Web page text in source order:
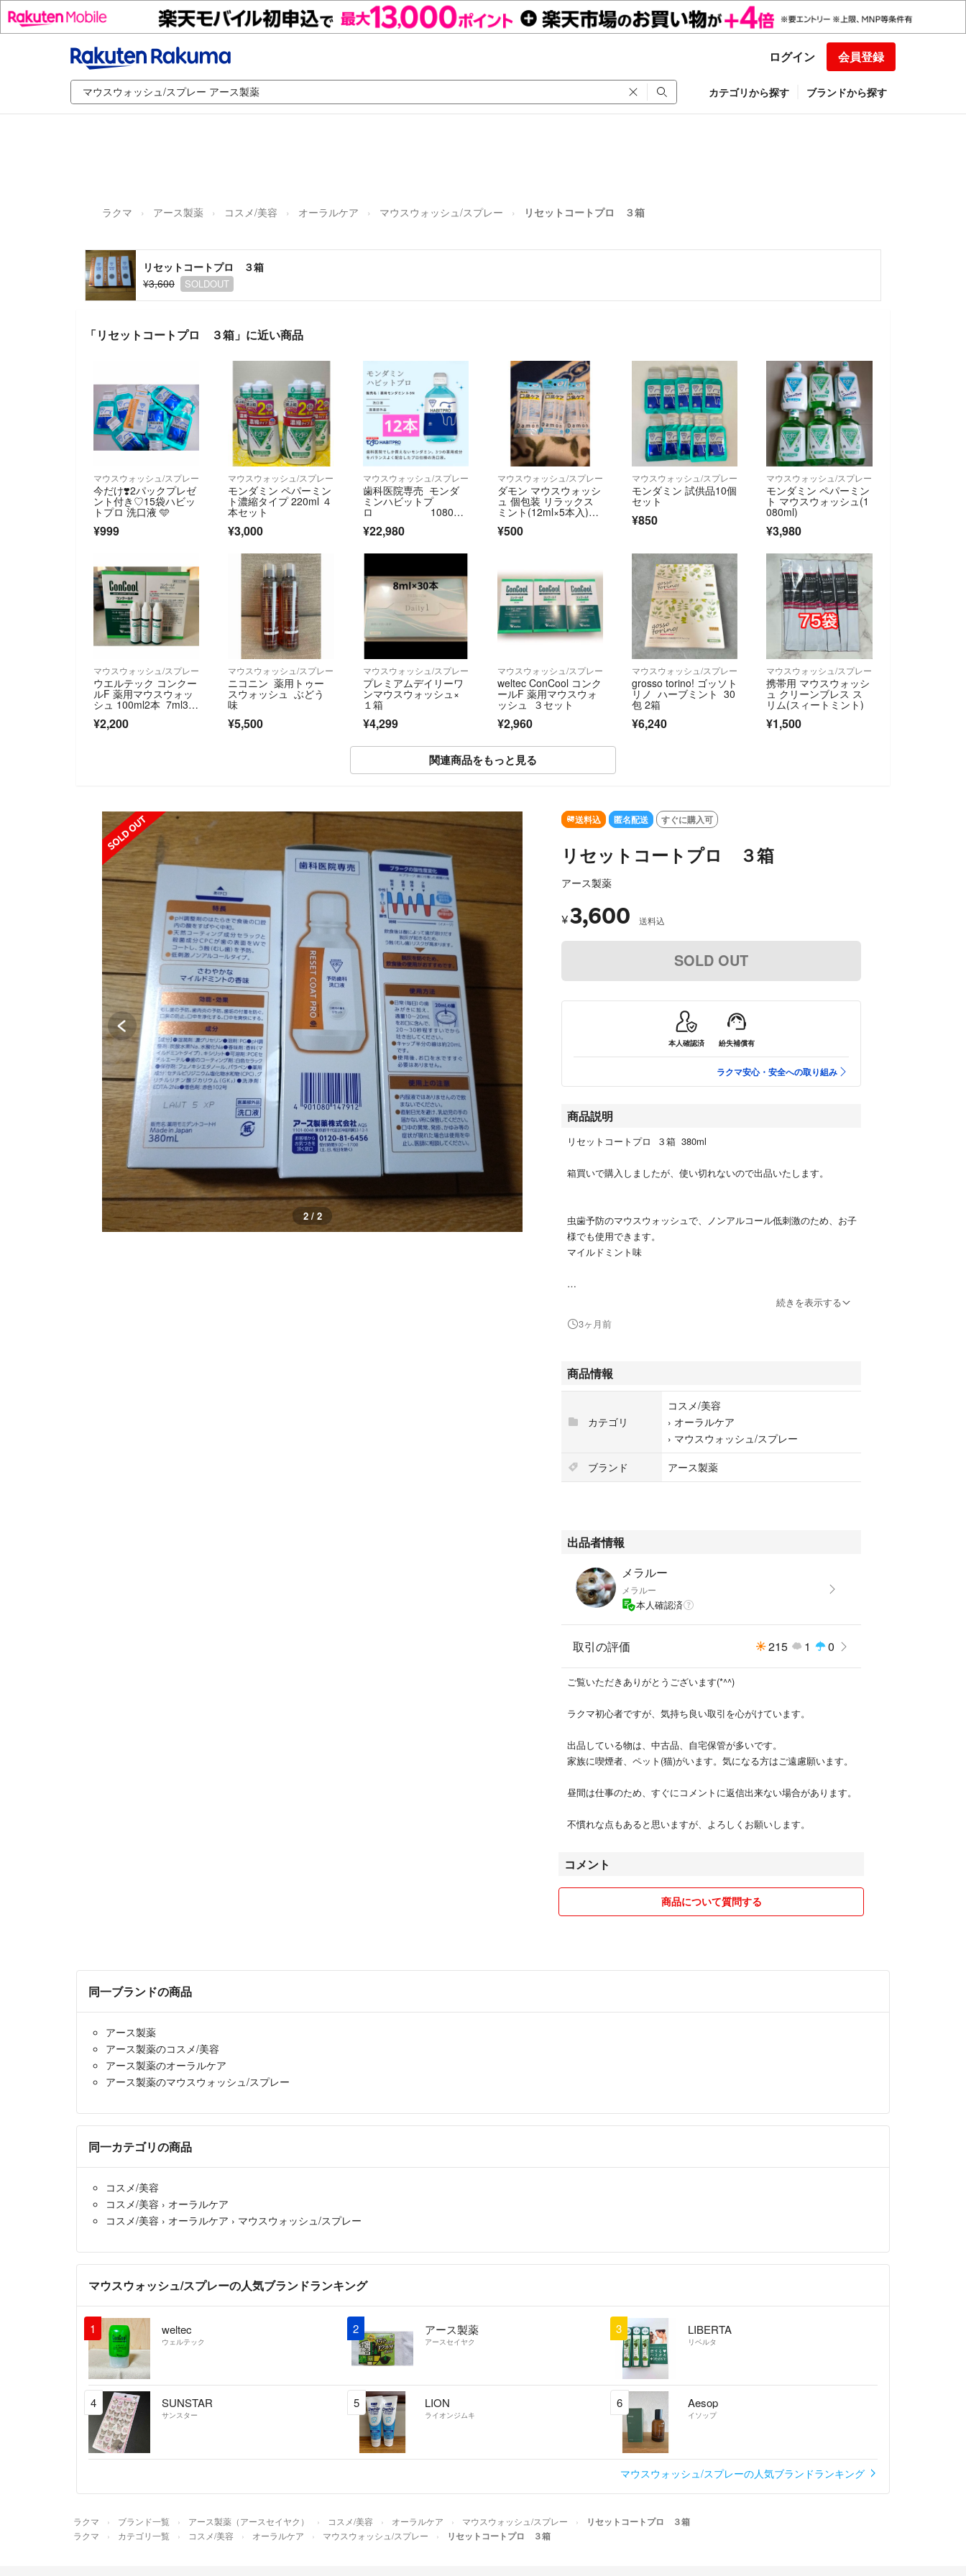
ログイン 会員登録
カテゴリから探す ブランドから探す
ラクマ アース製薬 コスメ/美容 オーラルケア マウスウォッシュ/スプレー リセットコートプロ ３箱
リセットコートプロ ３箱
¥3,600
SOLDOUT
「リセットコートプロ ３箱」に近い商品
マウスウォッシュ/スプレー
今だけ❣️2パックプレゼ
ント付き♡15袋ハビッ
トプロ 洗口液 🩵
¥999
マウスウォッシュ/スプレー
モンダミン ペパーミン
ト濃縮タイプ 220ml ４
本セット
¥3,000
マウスウォッシュ/スプレー
歯科医院専売 モンダ
ミンハビットプ
ロ 1080m
¥22,980
マウスウォッシュ/スプレー
ダモン マウスウォッシ
ュ 個包装 リラックス
ミント(12ml×5本入)３
袋セット
¥500
マウスウォッシュ/スプレー
モンダミン 試供品10個
セット
¥850
マウスウォッシュ/スプレー
モンダミン ペパーミン
ト マウスウォッシュ(1
080ml)
¥3,980
マウスウォッシュ/スプレー
ウエルテック コンクー
ルF 薬用マウスウォッ
シュ 100ml2本 7ml3本
¥2,200
マウスウォッシュ/スプレー
ニコニン 薬用トゥー
スウォッシュ ぶどう
味
¥5,500
マウスウォッシュ/スプレー
プレミアムデイリーワ
ンマウスウォッシュ×
１箱
¥4,299
マウスウォッシュ/スプレー
weltec ConCool コンク
ールF 薬用マウスウォ
ッシュ ３セット
¥2,960
マウスウォッシュ/スプレー
grosso torino! ゴッソト
リノ ハーブミント 30
包 2箱
¥6,240
マウスウォッシュ/スプレー
携帯用 マウスウォッシ
ュ クリーンブレス ス
リム(スィートミント)
¥1,500
関連商品をもっと見る
SOLD OUT
2 / 2
送料込 匿名配送 すぐに購入可
リセットコートプロ ３箱
アース製薬
¥3,600 送料込
SOLD OUT
本人確認済 紛失補償有
ラクマ安心・安全への取り組み
商品説明
リセットコートプロ ３箱 380ml
箱買いで購入しましたが、使い切れないので出品いたします。
虫歯予防のマウスウォッシュで、ノンアルコール低刺激のため、お子
様でも使用できます。
マイルドミント味
#リセットコートプロ
続きを表示する
3ヶ月前
商品情報
カテゴリ
コスメ/美容
› オーラルケア
› マウスウォッシュ/スプレー
ブランド
アース製薬
出品者情報
メラルー
メラルー
本人確認済
取引の評価 215 1 0
ご覧いただきありがとうございます(*^^)
ラクマ初心者ですが、気持ち良い取引を心がけています。
出品している物は、中古品、自宅保管が多いです。
家族に喫煙者、ペット(猫)がいます。気になる方はご遠慮願います。
昼間は仕事のため、すぐにコメントに返信出来ない場合があります。
不慣れな点もあると思いますが、よろしくお願いします。
コメント
商品について質問する
同一ブランドの商品
アース製薬
アース製薬のコスメ/美容
アース製薬のオーラルケア
アース製薬のマウスウォッシュ/スプレー
同一カテゴリの商品
コスメ/美容
コスメ/美容 › オーラルケア
コスメ/美容 › オーラルケア › マウスウォッシュ/スプレー
マウスウォッシュ/スプレーの人気ブランドランキング
1 weltec
ウェルテック
2 アース製薬
アースセイヤク
3 LIBERTA
リベルタ
4 SUNSTAR
サンスター
5 LION
ライオンジムキ
6 Aesop
イソップ
マウスウォッシュ/スプレーの人気ブランドランキング
ラクマ ブランド一覧 アース製薬（アースセイヤク） コスメ/美容 オーラルケア マウスウォッシュ/スプレー リセットコートプロ ３箱
ラクマ カテゴリ一覧 コスメ/美容 オーラルケア マウスウォッシュ/スプレー リセットコートプロ ３箱